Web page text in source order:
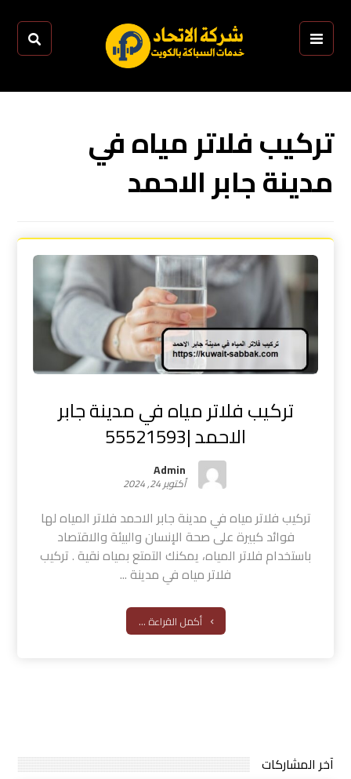
تركيب فلاتر مياه في
مدينة جابر الاحمد
تركيب فلاتر مياه في مدينة جابر
الاحمد |55521593
Admin
أكتوبر 24, 2024
تركيب فلاتر مياه في مدينة جابر الاحمد فلاتر المياه لها
فوائد كبيرة على صحة الإنسان والبيئة والاقتصاد
باستخدام فلاتر المياه، يمكنك التمتع بمياه نقية . تركيب
فلاتر مياه في مدينة ...
أكمل القراءة ...
آخر المشاركات